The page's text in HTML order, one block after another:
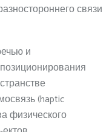
связи
и
(haptic
физического